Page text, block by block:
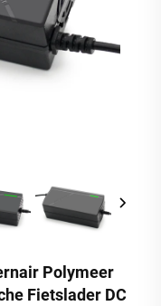
Polymeer
Fietslader DC